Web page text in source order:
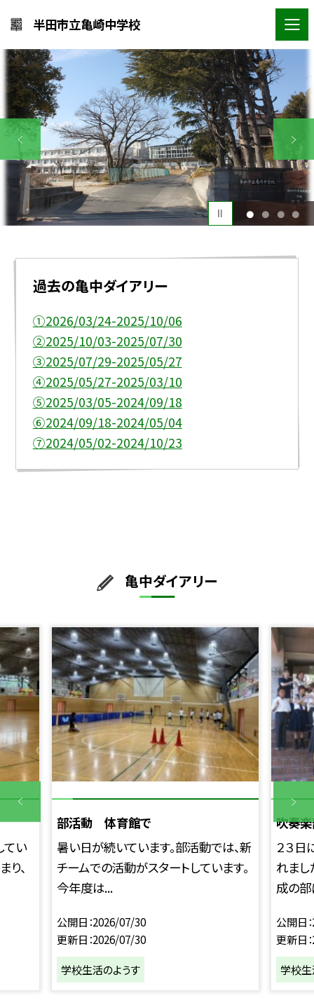
半田市立亀崎中学校
1 2 3 4
過去の亀中ダイアリー
①2026/03/24-2025/10/06
②2025/10/03-2025/07/30
③2025/07/29-2025/05/27
④2025/05/27-2025/03/10
⑤2025/03/05-2024/09/18
⑥2024/09/18-2024/05/04
⑦2024/05/02-2024/10/23
亀中ダイアリー
てい
り、
部活動 体育館で
暑い日が続いています。部活動では、新
チームでの活動がスタートしています。
今年度は...
公開日 2026/07/30
更新日 2026/07/30
学校生活のようす
吹奏
２３日
れまし
成の部
公開日
更新日
学校生